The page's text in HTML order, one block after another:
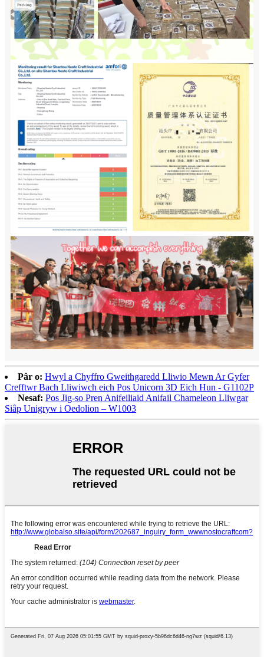
Pâr o: Hwyl a Chyffro Gweithgaredd Lliwio Mewn Ar Gyfer
Crefftwr Bach Lliwiwch eich Pos Unicorn 3D Eich Hun - G1102P
Nesaf: Pos Jig-so Pren Anifeiliaid Anifail Chameleon Lliwgar
Siâp Unigryw i Oedolion – W1003